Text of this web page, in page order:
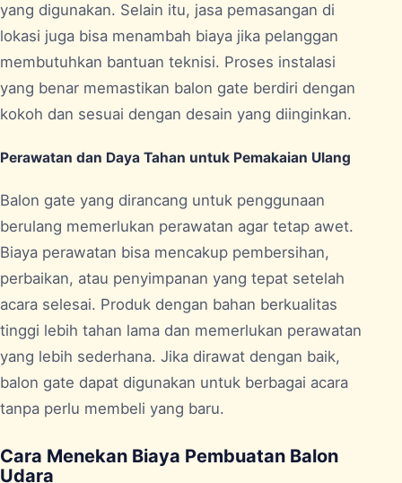
yang digunakan. Selain itu, jasa pemasangan di
lokasi juga bisa menambah biaya jika pelanggan
membutuhkan bantuan teknisi. Proses instalasi
yang benar memastikan balon gate berdiri dengan
kokoh dan sesuai dengan desain yang diinginkan.
Perawatan dan Daya Tahan untuk Pemakaian Ulang
Balon gate yang dirancang untuk penggunaan
berulang memerlukan perawatan agar tetap awet.
Biaya perawatan bisa mencakup pembersihan,
perbaikan, atau penyimpanan yang tepat setelah
acara selesai. Produk dengan bahan berkualitas
tinggi lebih tahan lama dan memerlukan perawatan
yang lebih sederhana. Jika dirawat dengan baik,
balon gate dapat digunakan untuk berbagai acara
tanpa perlu membeli yang baru.
Cara Menekan Biaya Pembuatan Balon
Udara